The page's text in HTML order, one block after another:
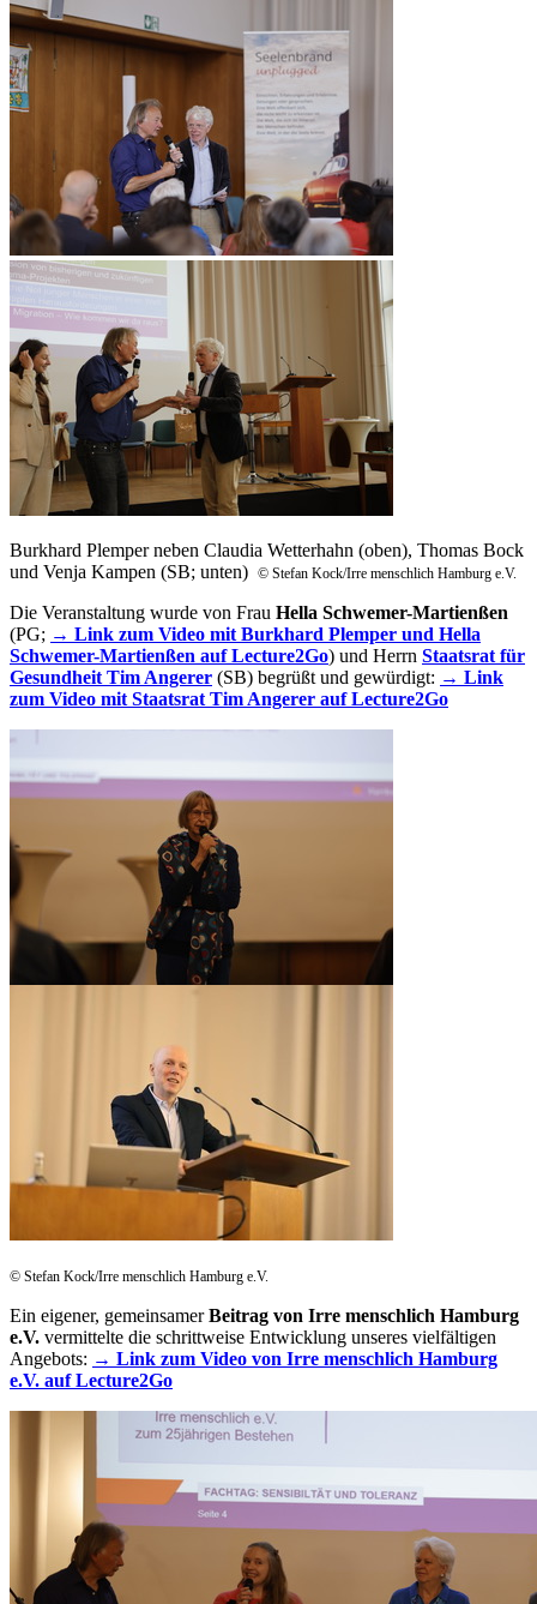
Burkhard Plemper neben Claudia Wetterhahn (oben), Thomas Bock
und Venja Kampen (SB; unten) © Stefan Kock/Irre menschlich Hamburg e.V.
Die Veranstaltung wurde von Frau Hella Schwemer-Martienßen
(PG; → Link zum Video mit Burkhard Plemper und Hella
Schwemer-Martienßen auf Lecture2Go) und Herrn Staatsrat für
Gesundheit Tim Angerer (SB) begrüßt und gewürdigt: → Link
zum Video mit Staatsrat Tim Angerer auf Lecture2Go
© Stefan Kock/Irre menschlich Hamburg e.V.
Ein eigener, gemeinsamerBeitrag von Irre menschlich Hamburg
e.V. vermittelte die schrittweise Entwicklung unseres vielfältigen
Angebots: → Link zum Video von Irre menschlich Hamburg
e.V. auf Lecture2Go